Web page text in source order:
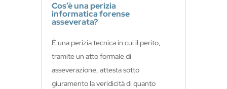
Cos’è una perizia
informatica forense
asseverata?
È una perizia tecnica in cui il perito,
tramite un atto formale di
asseverazione, attesta sotto
giuramento la veridicità di quanto